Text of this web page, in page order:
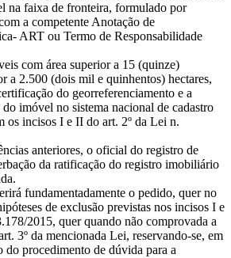
na faixa de fronteira, formulado por
a competente Anotação de
ART ou Termo de Responsabilidade
com área superior a 15 (quinze)
a 2.500 (dois mil e quinhentos) hectares,
do georreferenciamento e a
imóvel no sistema nacional de cadastro
os incisos I e II do art. 2º da Lei n.
anteriores, o oficial do registro de
da ratificação do registro imobiliário
fundamentadamente o pedido, quer no
de exclusão previstas nos incisos I e
2015, quer quando não comprovada a
3º da mencionada Lei, reservando-se, em
do procedimento de dúvida para a